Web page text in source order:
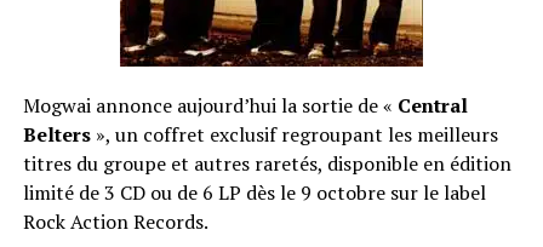
Mogwai annonce aujourd’hui la sortie de « Central
Belters», un coffret exclusif regroupant les meilleurs
titres du groupe et autres raretés, disponible en édition
limité de 3 CD ou de 6 LP dès le 9 octobre sur le label
Rock Action Records.